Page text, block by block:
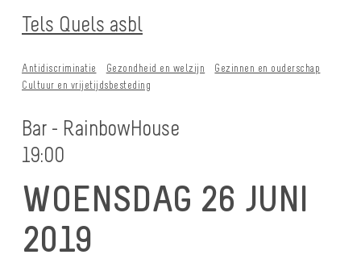
Tels Quels asbl
Antidiscriminatie Gezondheid en welzijn
Gezinnen en ouderschap
Cultuur en vrijetijdsbesteding
Bar - RainbowHouse
19:00
WOENSDAG 26 JUNI
2019